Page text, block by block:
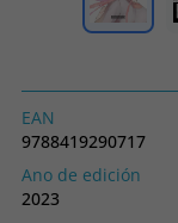
EAN
9788419290717
Ano de edición
2023